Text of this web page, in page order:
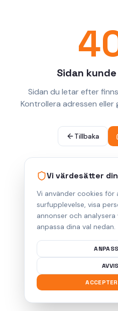
Vi värdesätter
Vi använder cookies
surfupplevelse, visa
annonser och analysera
anpassa dina val nedan.
Sidan
Sidan du letar efter
Kontrollera adressen
Tillbaka